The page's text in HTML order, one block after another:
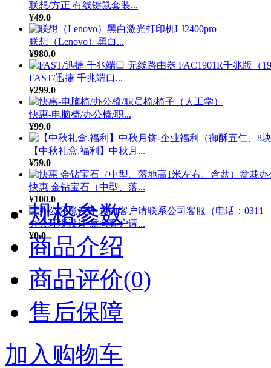
联想/方正 有线键鼠套装...
¥49.0
联想（Lenovo）黑白...
¥980.0
FAST/迅捷 千兆端口...
¥299.0
快惠-电脑椅/办公椅/职...
¥99.0
【中秋礼盒.福利】中秋月...
¥59.0
快惠 金钻宝石（中型、落...
¥100.0
办公环境设计 意向客户请...
¥0.0
规格参数
商品介绍
商品评价(0)
售后保障
加入购物车